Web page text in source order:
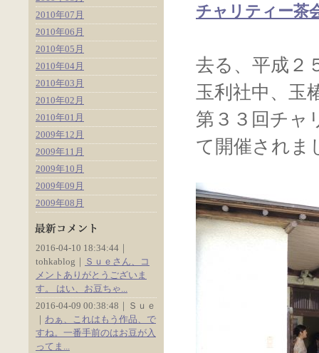
チャリティー茶
去る、平成２
玉利社中、玉
第３３回チャ
て開催されま
2010年07月
2010年06月
2010年05月
2010年04月
2010年03月
2010年02月
2010年01月
2009年12月
2009年11月
2009年10月
2009年09月
2009年08月
2016-04-10 18:34:44｜
tohkablog｜
Ｓｕｅさん、コ
メントありがとうございま
す。 はい、お豆ちゃ...
2016-04-09 00:38:48｜Ｓｕｅ
わぁ、これはもう作品、で
すね。一番手前のはお豆が入
ってま...